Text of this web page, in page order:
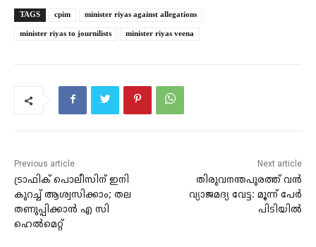
TAGS cpim
minister riyas against allegations
minister riyas to journilists
minister riyas veena
Previous article
ട്രാഫിക് പൊലീസിന് ഇനി
കുറച്ച് ആശ്വസിക്കാം; തല
തണുപ്പിക്കാൻ എ സി
ഹെൽമെറ്റ്
Next article
തിരുവനന്തപുരത്ത് വൻ
വ്യാജമദ്യ വേട്ട: മൂന്ന് പേർ
പിടിയിൽ